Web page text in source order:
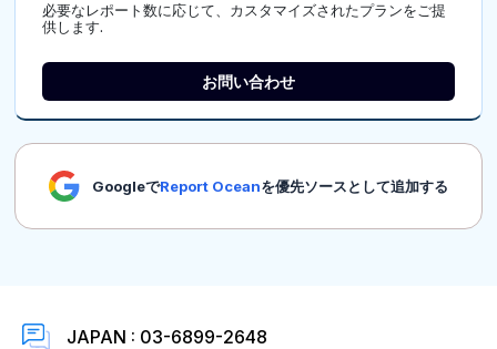
必要なレポート数に応じて、カスタマイズされたプランをご提
供します.
お問い合わせ
GoogleでReport Oceanを優先ソースとして追加する
JAPAN : 03-6899-2648